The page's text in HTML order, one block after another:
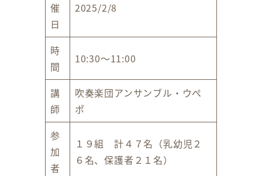
催
日
2025/2/8
時
間
10:30～11:00
講
師
吹奏楽団アンサンブル・ウぺ
ポ
参
加
者
１９組 計４７名（乳幼児２
６名、保護者２１名）